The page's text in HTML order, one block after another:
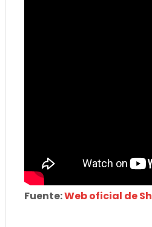
Fuente:Web oficial de